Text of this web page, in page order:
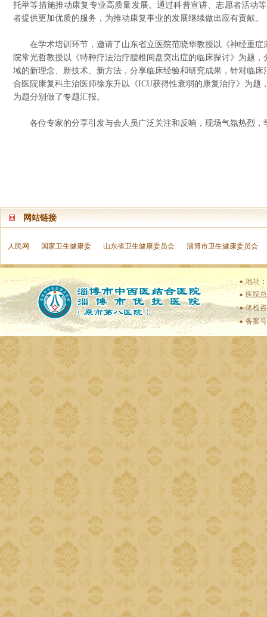
托举等措施推动康复专业高质量发展。通过科普宣讲、志愿者活动
者提供更加优质的服务，为推动康复事业的发展继续做出应有贡献。
在学术培训环节，邀请了山东省立医院范晓华教授以《神经重症
院常光哲教授以《特种疗法治疗腰椎间盘突出症的临床探讨》为题
域的新理念、新技术、新方法，分享临床经验和研究成果，针对临
合医院康复科主治医师徐东升以《ICU获得性衰弱的康复治疗》为题
为题分别做了专题汇报。
各位专家的分享引发与会人员广泛关注和反响，现场气氛热烈，
网站链接
人民网 国家卫生健康委 山东省卫生健康委员会 淄博市卫生健康委员会
地址
医院
体检
备案